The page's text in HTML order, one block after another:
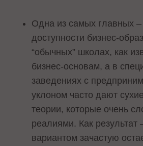
Одна из самых главных –
доступности бизнес-
“обычных” школах, как
бизнес-основам, а в
заведениях с
уклоном часто дают
теории, которые очень
реалиями. Как результат
вариантом зачастую